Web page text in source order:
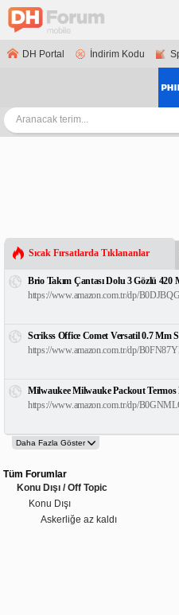
DH Portal İndirim Kodu
Sıcak Fırsatlarda Tıklananlar
Brio Takım Çantası Dolu 3 Gözlü
https://www.amazon.com.tr/dp/
Scrikss Office Comet Versatil 0.7 Mm
https://www.amazon.com.tr/dp/
Milwaukee Milwauke Packout Termos
https://www.amazon.com.tr/dp/
Tüm Forumlar
Konu Dışı / Off Topic
Konu Dışı
Askerliğe az kaldı